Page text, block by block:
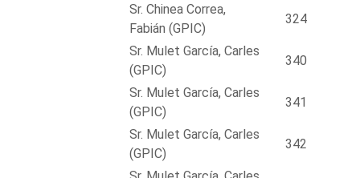
Sr. Chinea Correa,
Fabián (GPIC)
324
Sr. Mulet García, Carles
(GPIC)
340
Sr. Mulet García, Carles
(GPIC)
341
Sr. Mulet García, Carles
(GPIC)
342